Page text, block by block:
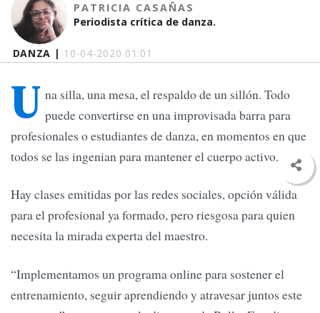
DANZA | 10-04-2020 01:01
PATRICIA CASAÑAS
Periodista crítica de danza.
U na silla, una mesa, el respaldo de un sillón. Todo
puede convertirse en una improvisada barra para
profesionales o estudiantes de danza, en momentos en que
todos se las ingenian para mantener el cuerpo activo.
Hay clases emitidas por las redes sociales, opción válida
para el profesional ya formado, pero riesgosa para quien
necesita la mirada experta del maestro.
“Implementamos un programa online para sostener el
entrenamiento, seguir aprendiendo y atravesar juntos este